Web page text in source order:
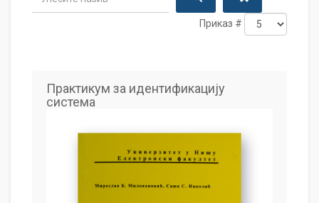
Приказ #
Практикум за идентификацију
система